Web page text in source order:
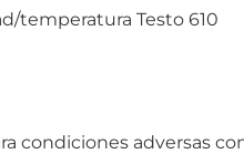
temperatura Testo 610
condiciones adversas